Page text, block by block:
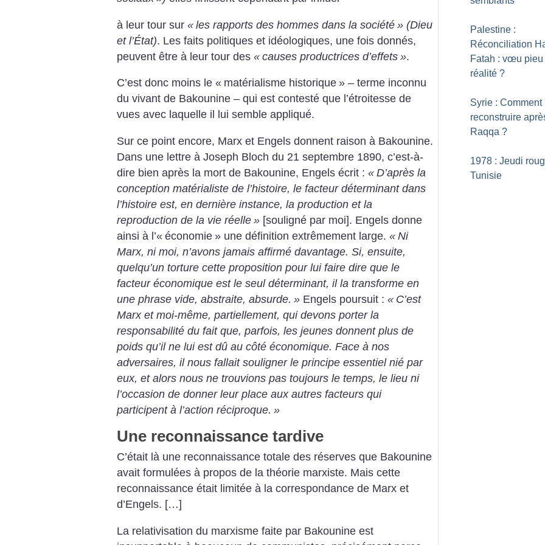
à leur tour sur « les rapports des hommes dans la société » (Dieu
et l’État). Les faits politiques et idéologiques, une fois donnés,
peuvent être à leur tour des « causes productrices d’effets ».
C’est donc moins le « matérialisme historique » – terme inconnu
du vivant de Bakounine – qui est contesté que l’étroitesse de
vues avec laquelle il lui semble appliqué.
Sur ce point encore, Marx et Engels donnent raison à Bakounine.
Dans une lettre à Joseph Bloch du 21 septembre 1890, c’est-à-
dire bien après la mort de Bakounine, Engels écrit : « D’après la
conception matérialiste de l’histoire, le facteurdéterminant dans
l’histoire est, en dernière instance, la production et la
reproduction de la vie réelle » [souligné par moi]. Engels donne
ainsi à l’« économie » une définition extrêmement large. « Ni
Marx, ni moi, n’avons jamais affirmé davantage. Si, ensuite,
quelqu’un torture cette proposition pour lui faire dire que le
facteur économique est le seuldéterminant, il la transforme en
une phrase vide, abstraite, absurde. » Engels poursuit : « C’est
Marx et moi-même, partiellement, qui devons porter la
responsabilité du fait que, parfois, les jeunes donnent plus de
poids qu’il ne lui est dû au côté économique. Face à nos
adversaires, il nous fallait souligner le principe essentiel nié par
eux, et alors nous ne trouvions pas toujours le temps, le lieu ni
l’occasion de donner leur place aux autres facteurs qui
participent à l’action réciproque. »
Une reconnaissance tardive
C’était là une reconnaissance totale des réserves que Bakounine
avait formulées à propos de la théorie marxiste. Mais cette
reconnaissance était limitée à la correspondance de Marx et
d’Engels. […]
La relativisation du marxisme faite par Bakounine est
Palestine :
Réconciliation
Fatah : vœu pieu
réalité ?
Syrie : Comment
reconstruire
Raqqa ?
1978 : Jeudi
Tunisie